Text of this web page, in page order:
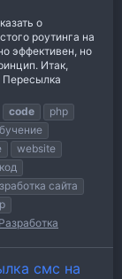
о
роутинга на
эффективен, но
Итак,
Пересылка
code
php
website
код
сайта
Разработка
смс на